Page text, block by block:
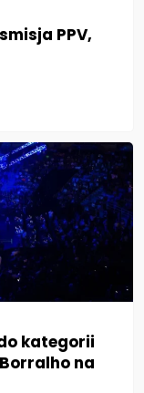
PPV,
kategorii
na